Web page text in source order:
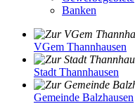
Banken
VGem Thannhausen
Stadt Thannhausen
Gemeinde Balzhausen